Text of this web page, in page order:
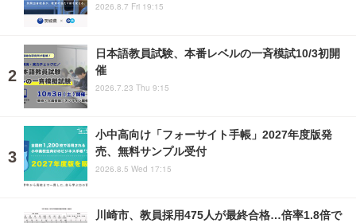
2026.8.7 Fri 19:15
日本語教員試験、本番レベルの一斉模試10/3初開
催
2026.7.23 Thu 9:15
小中高向け「フォーサイト手帳」2027年度版発
売、無料サンプル受付
2026.8.5 Wed 17:15
川崎市、教員採用475人が最終合格…倍率1.8倍で